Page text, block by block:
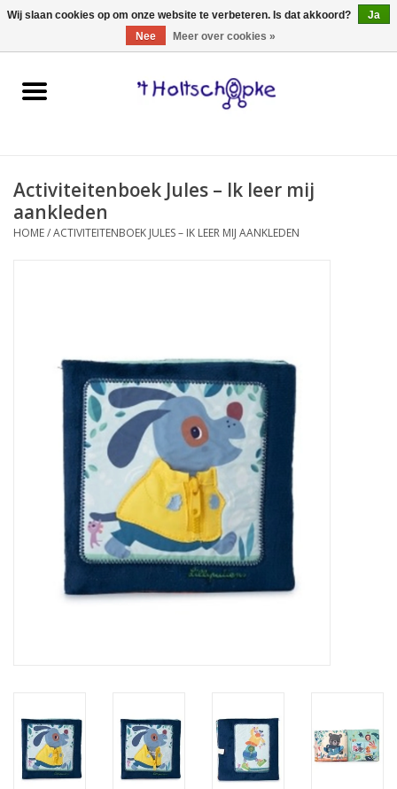
0 Artikelen - €0,00
Home
spellen
onderweg
kinderkamer
eten & drinken
Activiteitenboek Jules – Ik leer mij
aankleden
HOME/ACTIVITEITENBOEK JULES – IK LEER MIJ AANKLEDEN
Wij slaan cookies op om onze website te verbeteren. Is dat akkoord?
Ja
Nee
Meer over cookies »